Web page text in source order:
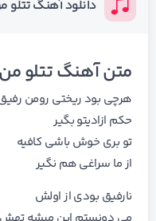
دانلود آهنگ تتلو
متن آهنگ تتلو
ﻫﺮﭼﻰ ﺑﻮد رﻳﺨﺘﻰ روﻣﻦ
ﺣﻜﻢ ازادﻳﺘﻮ ﺑﮕﻴﺮ
ﺗﻮ ﺑﺮی ﺧﻮش ﺑﺎﺷﻰ ﻛﺎﻓﻴﻪ
از ﻣﺎ ﺳﺮاﻏﻰ ﻫﻢ ﻧﮕﻴﺮ
ﻧﺎرﻓﻴﻖ ﺑﻮدی از اوﻟﺶ